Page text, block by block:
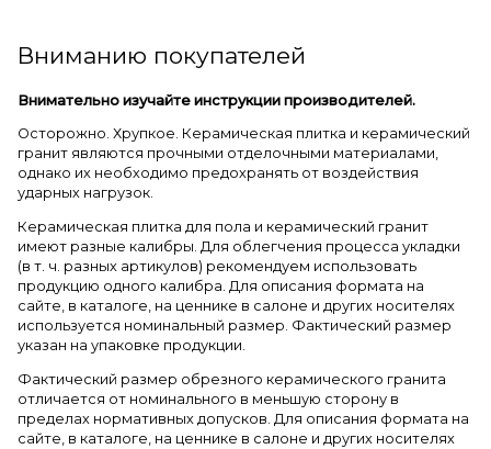
Вниманию покупателей
Внимательно изучайте инструкции производителей.
Осторожно. Хрупкое. Керамическая плитка и керамический
гранит являются прочными отделочными материалами,
однако их необходимо предохранять от воздействия
ударных нагрузок.
Керамическая плитка для пола и керамический гранит
имеют разные калибры. Для облегчения процесса укладки
(в т. ч. разных артикулов) рекомендуем использовать
продукцию одного калибра. Для описания формата на
сайте, в каталоге, на ценнике в салоне и других носителях
используется номинальный размер. Фактический размер
указан на упаковке продукции.
Фактический размер обрезного керамического гранита
отличается от номинального в меньшую сторону в
пределах нормативных допусков. Для описания формата на
сайте, в каталоге, на ценнике в салоне и других носителях